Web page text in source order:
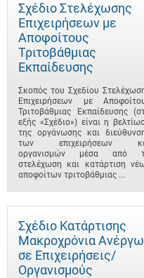
Σχέδιο Στελέχωσης
Επιχειρήσεων με
Αποφοίτους
Τριτοβάθμιας
Εκπαίδευσης
Σκοπός του Σχεδίου
Επιχειρήσεων με
Τριτοβάθμιας Εκπαίδευσης
εξής «Σχέδιο») είναι η
της οργάνωσης και
των επιχειρήσεων
οργανισμών μέσα από
στελέχωση και κατάρτιση
αποφοίτων τριτοβάθμιας ...
Σχέδιο Κατάρτισης
Μακροχρόνια
σε Επιχειρήσεις/
Οργανισμούς